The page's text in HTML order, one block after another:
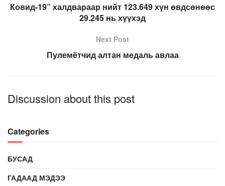
Ковид-19” халдвараар нийт 123.649 хүн өвдсөнөөс
29.245 нь хүүхэд
Next Post
Пулемётчид алтан медаль авлаа
Discussion about this post
Categories
БУСАД
ГАДААД МЭДЭЭ